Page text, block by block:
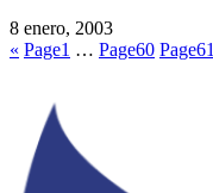
8 enero, 2003
« Page1 … Page60 Page61